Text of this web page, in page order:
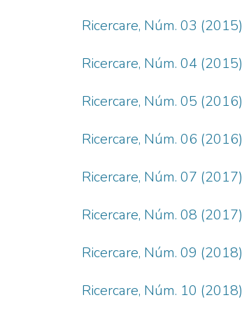
Ricercare, Núm. 03 (2015)
Ricercare, Núm. 04 (2015)
Ricercare, Núm. 05 (2016)
Ricercare, Núm. 06 (2016)
Ricercare, Núm. 07 (2017)
Ricercare, Núm. 08 (2017)
Ricercare, Núm. 09 (2018)
Ricercare, Núm. 10 (2018)